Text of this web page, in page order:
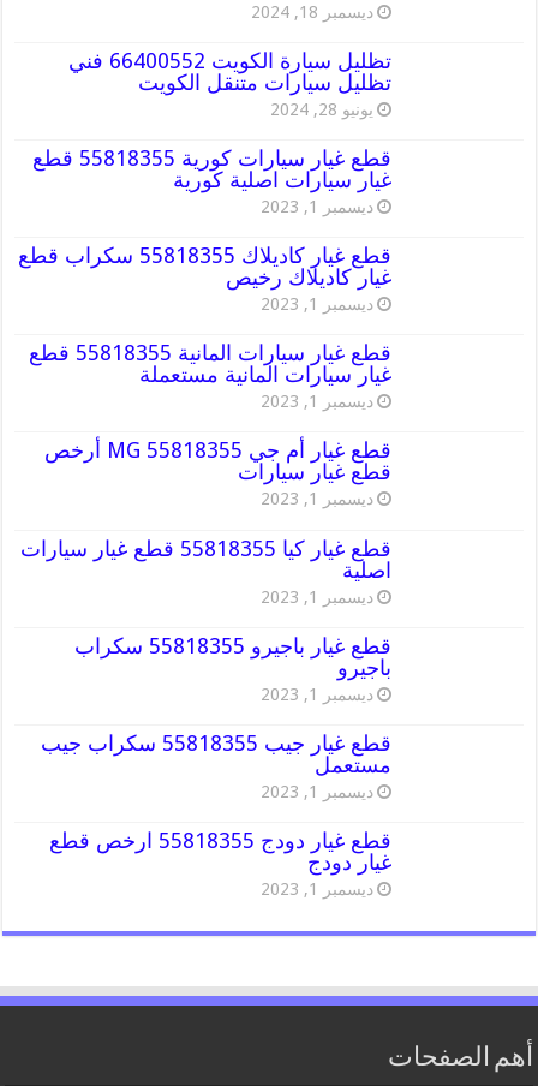
ديسمبر 18, 2024
تظليل سيارة الكويت 66400552 فني
تظليل سيارات متنقل الكويت
يونيو 28, 2024
قطع غيار سيارات كورية 55818355 قطع
غيار سيارات اصلية كورية
ديسمبر 1, 2023
قطع غيار كاديلاك 55818355 سكراب قطع
غيار كاديلاك رخيص
ديسمبر 1, 2023
قطع غيار سيارات المانية 55818355 قطع
غيار سيارات المانية مستعملة
ديسمبر 1, 2023
قطع غيار أم جي MG 55818355 أرخص
قطع غيار سيارات
ديسمبر 1, 2023
قطع غيار كيا 55818355 قطع غيار سيارات
اصلية
ديسمبر 1, 2023
قطع غيار باجيرو 55818355 سكراب
باجيرو
ديسمبر 1, 2023
قطع غيار جيب 55818355 سكراب جيب
مستعمل
ديسمبر 1, 2023
قطع غيار دودج 55818355 ارخص قطع
غيار دودج
ديسمبر 1, 2023
أهم الصفحات